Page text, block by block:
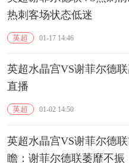
热刺客场状态低迷
英超 01-17 14:46
英超水晶宫VS谢菲尔德
直播
英超 01-02 14:50
英超水晶宫VS谢菲尔德
瞻：谢菲尔德联萎靡不振